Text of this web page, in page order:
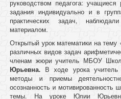
руководством педагога:
задания индивидуально и в
практических задач,
материалом.
Открытый урок математики на
различных видов задач
членам жюри учитель МБОУ
Юрьевна. В ходе урока учитель
методы и приемы
осознанность и мотивированность
темы. На уроке Юлии